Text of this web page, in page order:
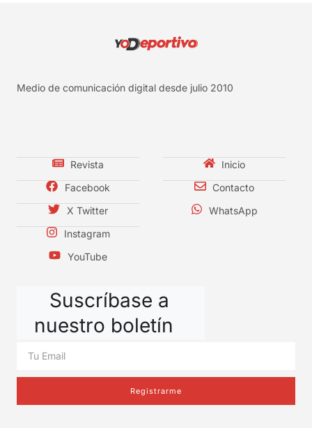
Medio de comunicación digital desde julio 2010
Revista
Facebook
X Twitter
Instagram
YouTube
Inicio
Contacto
WhatsApp
Suscríbase a
nuestro boletín
Registrarme